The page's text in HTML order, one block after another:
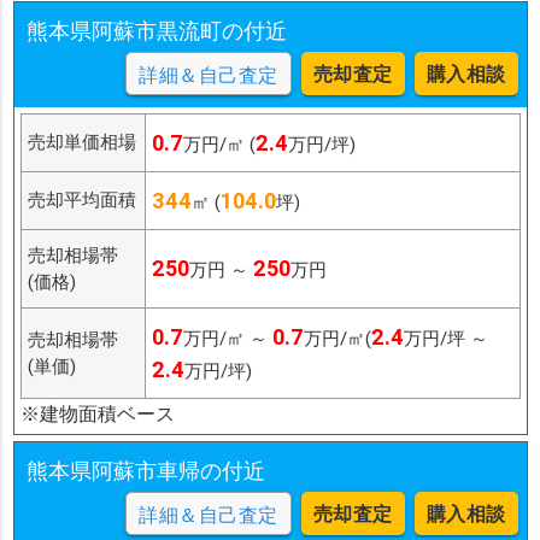
熊本県阿蘇市黒流町の付近
詳細＆自己査定 売却査定 購入相談
売却単価相場 0.7万円/㎡ (2.4万円/坪)
売却平均面積 344㎡ (104.0坪)
売却相場帯
(価格)
250万円 ～ 250万円
売却相場帯
(単価)
0.7万円/㎡ ～ 0.7万円/㎡(2.4万円/坪 ～
2.4万円/坪)
※建物面積ベース
熊本県阿蘇市車帰の付近
詳細＆自己査定 売却査定 購入相談